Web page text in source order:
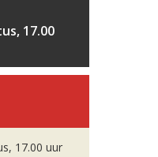
17.00
17.00 uur